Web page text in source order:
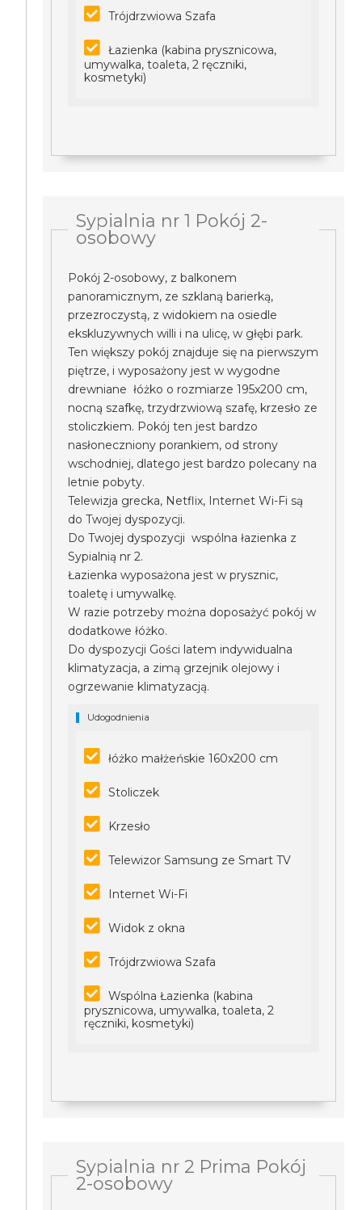
Trójdrzwiowa Szafa
Łazienka (kabina prysznicowa,
umywalka, toaleta, 2 ręczniki,
kosmetyki)
Sypialnia nr 1 Pokój 2-
osobowy
Pokój 2-osobowy, z balkonem
panoramicznym, ze szklaną barierką,
przezroczystą, z widokiem na osiedle
ekskluzywnych willi i na ulicę, w głębi park.
Ten większy pokój znajduje się na pierwszym
piętrze, i wyposażony jest w wygodne
drewniane łóżko o rozmiarze 195x200 cm,
nocną szafkę, trzydrzwiową szafę, krzesło ze
stoliczkiem. Pokój ten jest bardzo
nasłoneczniony porankiem, od strony
wschodniej, dlatego jest bardzo polecany na
letnie pobyty.
Telewizja grecka, Netflix, Internet Wi-Fi są
do Twojej dyspozycji.
Do Twojej dyspozycji wspólna łazienka z
Sypialnią nr 2.
Łazienka wyposażona jest w prysznic,
toaletę i umywalkę.
W razie potrzeby można doposażyć pokój w
dodatkowe łóżko.
Do dyspozycji Gości latem indywidualna
klimatyzacja, a zimą grzejnik olejowy i
ogrzewanie klimatyzacją.
Udogodnienia
łóżko małżeńskie 160x200 cm
Stoliczek
Krzesło
Telewizor Samsung ze Smart TV
Internet Wi-Fi
Widok z okna
Trójdrzwiowa Szafa
Wspólna Łazienka (kabina
prysznicowa, umywalka, toaleta, 2
ręczniki, kosmetyki)
Sypialnia nr 2 Prima Pokój
2-osobowy